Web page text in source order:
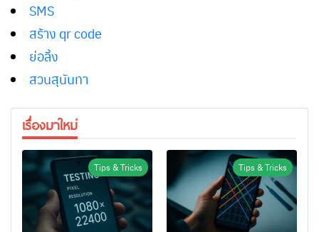
SMS
สร้าง qr code
ย่อลิ้ง
สวนสุนันทา
เรื่องมาใหม่
Tips & Tricks Tips & Tricks